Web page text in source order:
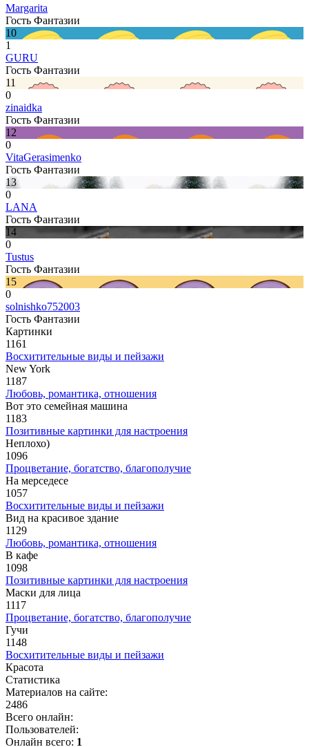
Margarita
Гость Фантазии
10
1
GURU
Гость Фантазии
11
0
zinaidka
Гость Фантазии
12
0
VitaGerasimenko
Гость Фантазии
13
0
LANA
Гость Фантазии
14
0
Tustus
Гость Фантазии
15
0
solnishko752003
Гость Фантазии
Картинки
1161
Восхитительные виды и пейзажи
New York
1187
Любовь, романтика, отношения
Вот это семейная машина
1183
Позитивные картинки для настроения
Неплохо)
1096
Процветание, богатство, благополучие
На мерседесе
1057
Восхитительные виды и пейзажи
Вид на красивое здание
1129
Любовь, романтика, отношения
В кафе
1098
Позитивные картинки для настроения
Маски для лица
1117
Процветание, богатство, благополучие
Гучи
1148
Восхитительные виды и пейзажи
Красота
Статистика
Материалов на сайте:
2486
Всего онлайн:
Пользователей:
Онлайн всего: 1